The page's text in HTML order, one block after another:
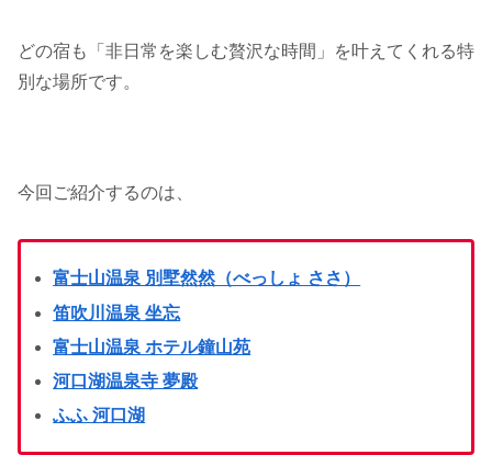
どの宿も「非日常を楽しむ贅沢な時間」を叶えてくれる特
別な場所です。
今回ご紹介するのは、
富士山温泉 別墅然然（べっしょ ささ）
笛吹川温泉 坐忘
富士山温泉 ホテル鐘山苑
河口湖温泉寺 夢殿
ふふ 河口湖